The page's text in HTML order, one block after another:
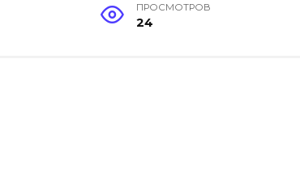
ПРОСМОТРОВ
24